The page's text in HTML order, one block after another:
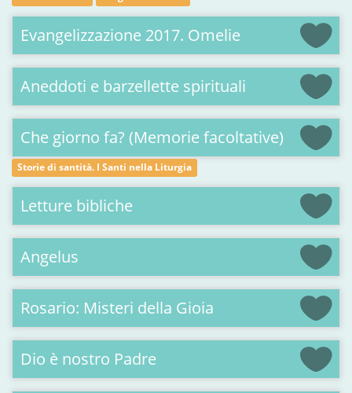
Evangelizzazione 2017. Omelie
Aneddoti e barzellette spirituali
Che giorno fa? (Memorie facoltative)
Storie di santità. I Santi nella Liturgia
Letture bibliche
Angelus
Rosario: Misteri della Gioia
Dio è nostro Padre